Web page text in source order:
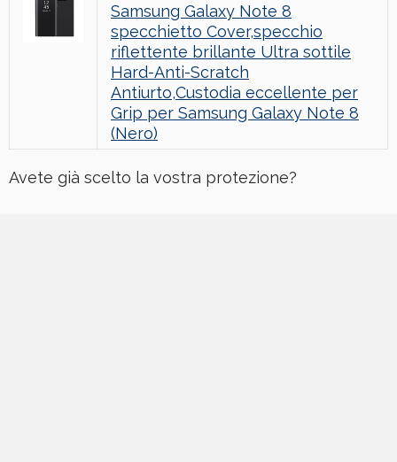
Samsung Galaxy Note 8
specchietto Cover,specchio
riflettente brillante Ultra sottile
Hard-Anti-Scratch
Antiurto,Custodia eccellente per
Grip per Samsung Galaxy Note 8
(Nero)
Avete già scelto la vostra protezione?